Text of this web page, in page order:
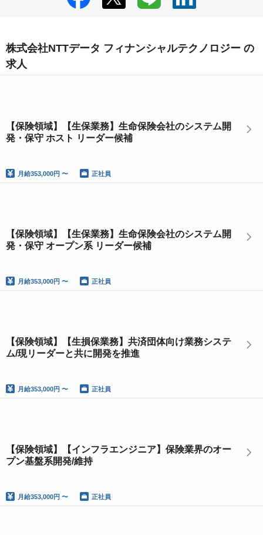
株式会社NTTデータ フィナンシャルテクノロジー の
求人
【保険領域】【生保業務】生命保険会社のシステム開
発・保守 ホスト リーダー候補
月給353,000円 〜 正社員
【保険領域】【生保業務】生命保険会社のシステム開
発・保守 オープン系 リーダー候補
月給353,000円 〜 正社員
【保険領域】【生損保業務】共済団体向け業務システ
ム/現リーダーと共に開発を推進
月給353,000円 〜 正社員
【保険領域】【インフラエンジニア】保険業界のオー
プン基盤系開発/維持
月給353,000円 〜 正社員